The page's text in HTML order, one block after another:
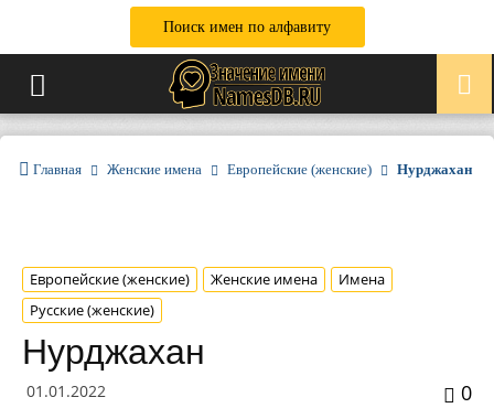
Поиск имен по алфавиту
Главная Женские имена Европейские (женские) Нурджахан
Европейские (женские) Женские имена
Имена
Русские (женские)
Нурджахан
01.01.2022 0